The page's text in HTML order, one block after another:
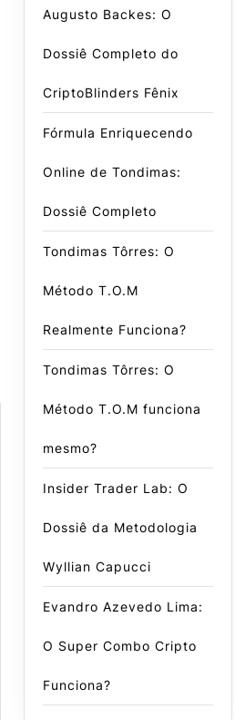
Augusto Backes: O
Dossiê Completo do
CriptoBlinders Fênix
Fórmula Enriquecendo
Online de Tondimas:
Dossiê Completo
Tondimas Tôrres: O
Método T.O.M
Realmente Funciona?
Tondimas Tôrres: O
Método T.O.M funciona
mesmo?
Insider Trader Lab: O
Dossiê da Metodologia
Wyllian Capucci
Evandro Azevedo Lima:
O Super Combo Cripto
Funciona?